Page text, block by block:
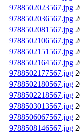
9788502023567.jpg
9788502036567.jpg
9788502081567.jpg
9788502106567.jpg
9788502151567.jpg
9788502164567.jpg
9788502177567.jpg
9788502180567.jpg
9788502218567.jpg
9788503013567.jpg
9788506067567.jpg
9788508146567.jpg